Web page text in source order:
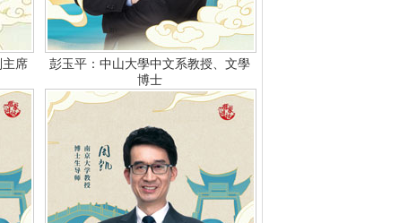
主席
彭玉平：中山大學中文系教授、文學
博士